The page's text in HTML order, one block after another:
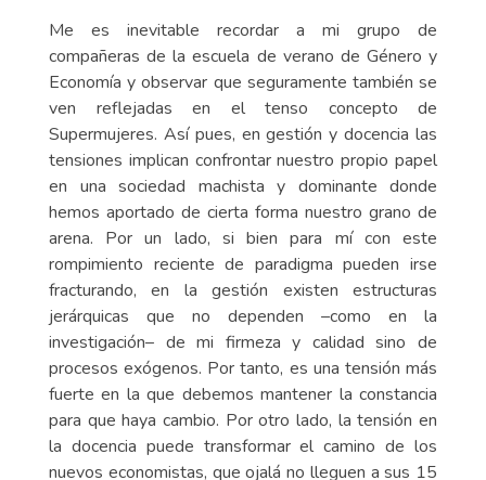
Me es inevitable recordar a mi grupo de
compañeras de la escuela de verano de Género y
Economía y observar que seguramente también se
ven reflejadas en el tenso concepto de
Supermujeres. Así pues, en gestión y docencia las
tensiones implican confrontar nuestro propio papel
en una sociedad machista y dominante donde
hemos aportado de cierta forma nuestro grano de
arena. Por un lado, si bien para mí con este
rompimiento reciente de paradigma pueden irse
fracturando, en la gestión existen estructuras
jerárquicas que no dependen –como en la
investigación– de mi firmeza y calidad sino de
procesos exógenos. Por tanto, es una tensión más
fuerte en la que debemos mantener la constancia
para que haya cambio. Por otro lado, la tensión en
la docencia puede transformar el camino de los
nuevos economistas, que ojalá no lleguen a sus 15